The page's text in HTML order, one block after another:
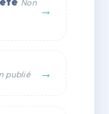
Non →
publié →